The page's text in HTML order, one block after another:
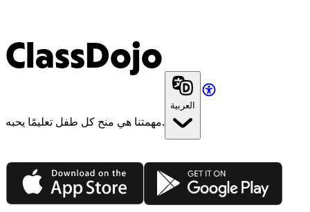
ClassDojo
مهمتنا هي منح كل طفل تعليمًا يحبه.
العربية
App Store Google Play